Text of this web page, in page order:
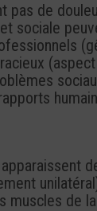
pas de
sociale
muscles de